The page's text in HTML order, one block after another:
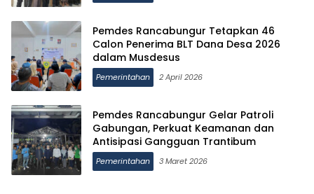
Pemdes Rancabungur Tetapkan 46
Calon Penerima BLT Dana Desa 2026
dalam Musdesus
Pemerintahan 2 April 2026
Pemdes Rancabungur Gelar Patroli
Gabungan, Perkuat Keamanan dan
Antisipasi Gangguan Trantibum
Pemerintahan 3 Maret 2026